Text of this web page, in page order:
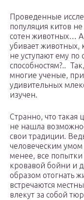
Проведенные
популяция китов
сотен животных… А
убивает животных,
не уступают ему
способностям?..
многие ученые,
удивительных
изучен.
Странно, что такая
не нашла
свои традиции.
человеческим
менее, все попытки
кровавой бойни и
образом отогнать
встречаются
влекут за собой